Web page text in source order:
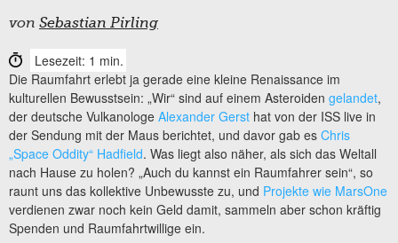
von Sebastian Pirling
Lesezeit: 1 min.
Die Raumfahrt erlebt ja gerade eine kleine Renaissance im
kulturellen Bewusstsein: „Wir“ sind auf einem Asteroiden gelandet,
der deutsche Vulkanologe Alexander Gerst hat von der ISS live in
der Sendung mit der Maus berichtet, und davor gab es Chris
„Space Oddity“ Hadfield. Was liegt also näher, als sich das Weltall
nach Hause zu holen? „Auch du kannst ein Raumfahrer sein“, so
raunt uns das kollektive Unbewusste zu, und Projekte wie MarsOne
verdienen zwar noch kein Geld damit, sammeln aber schon kräftig
Spenden und Raumfahrtwillige ein.